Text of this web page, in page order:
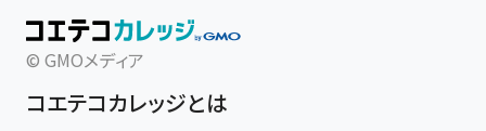
© GMOメディア
コエテコカレッジとは